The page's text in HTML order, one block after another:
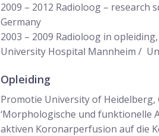
2009 – 2012 Radioloog – research
Germany
2003 – 2009 Radioloog in
University Hospital Mannheim /
Opleiding
Promotie University of Heidelberg,
‘Morphologische und
aktiven Koronarperfusion auf die